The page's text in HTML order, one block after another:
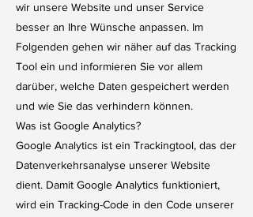
wir unsere Website und unser Service
besser an Ihre Wünsche anpassen. Im
Folgenden gehen wir näher auf das Tracking
Tool ein und informieren Sie vor allem
darüber, welche Daten gespeichert werden
und wie Sie das verhindern können.
Was ist Google Analytics?
Google Analytics ist ein Trackingtool, das der
Datenverkehrsanalyse unserer Website
dient. Damit Google Analytics funktioniert,
wird ein Tracking-Code in den Code unserer